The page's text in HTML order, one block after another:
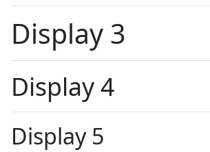
Display 3
Display 4
Display 5